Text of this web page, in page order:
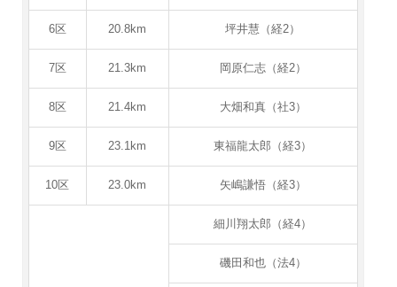
6区 20.8km 坪井慧（経2）
7区 21.3km 岡原仁志（経2）
8区 21.4km 大畑和真（社3）
9区 23.1km 東福龍太郎（経3）
10区 23.0km 矢嶋謙悟（経3）
細川翔太郎（経4）
磯田和也（法4）